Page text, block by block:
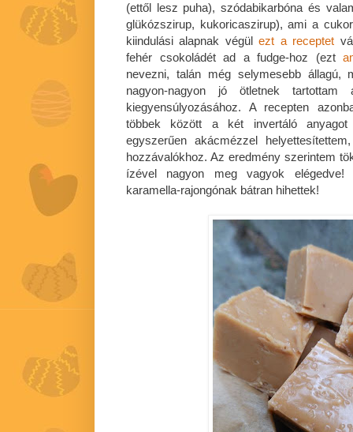
(ettől lesz puha), szódabikarbóna és
glükózszirup, kukoricaszirup), ami a
kiindulási alapnak végülezt a receptet
fehér csokoládét ad a fudge-hoz (ezt
nevezni, talán még selymesebb állagú,
nagyon-nagyon jó ötletnek
kiegyensúlyozásához. A recepten
többek között a két invertáló
egyszerűen akácmézzel
hozzávalókhoz. Az eredmény szerintem
ízével nagyon meg vagyok elégedve!
karamella-rajongónak bátran hihettek!